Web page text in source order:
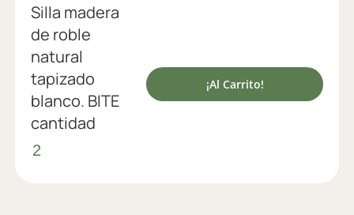
Silla madera
de roble
natural
tapizado
blanco. BITE
cantidad
¡Al Carrito!